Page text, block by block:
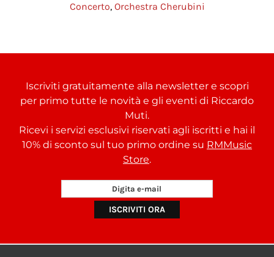
Concerto, Orchestra Cherubini
Iscriviti gratuitamente alla newsletter e scopri
per primo tutte le novità e gli eventi di Riccardo
Muti.
Ricevi i servizi esclusivi riservati agli iscritti e hai il
10% di sconto sul tuo primo ordine su RMMusic
Store.